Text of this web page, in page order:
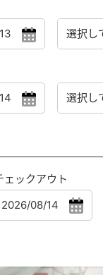
ェックアウト